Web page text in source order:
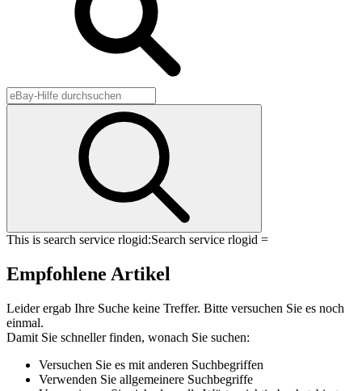
This is search service rlogid:Search service rlogid =
Empfohlene Artikel
Leider ergab Ihre Suche keine Treffer. Bitte versuchen Sie es noch
einmal.
Damit Sie schneller finden, wonach Sie suchen:
Versuchen Sie es mit anderen Suchbegriffen
Verwenden Sie allgemeinere Suchbegriffe